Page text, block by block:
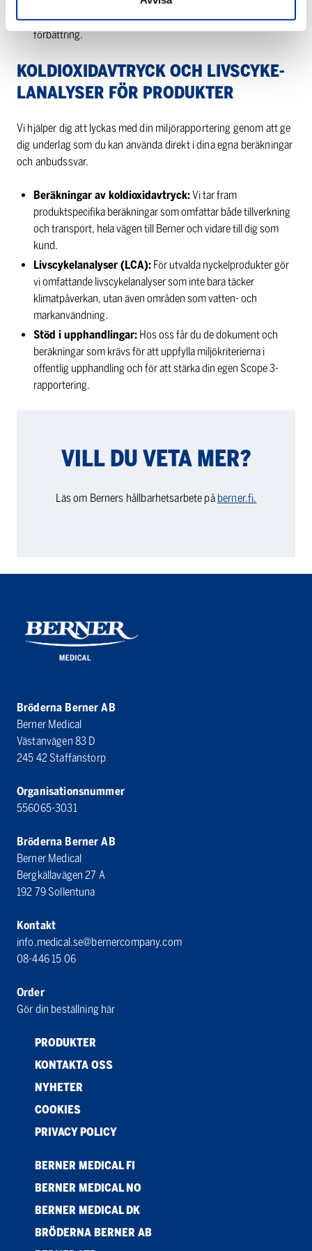
hållbarhetsbedömningar bygger på principen om ständig
förbättring.
KOL­DI­OX­I­DAV­TRYCK OCH LIVSCY­KE­
LA­NA­LY­SER FÖR PRO­DUK­TER
Vi hjälper dig att lyckas med din miljörapportering genom att ge
dig underlag som du kan använda direkt i dina egna beräkningar
och anbudssvar.
Beräkningar av koldioxidavtryck:Vi tar fram
produktspecifika beräkningar som omfattar både tillverkning
och transport, hela vägen till Berner och vidare till dig som
kund.
Livscykelanalyser (LCA): För utvalda nyckelprodukter gör
vi omfattande livscykelanalyser som inte bara täcker
klimatpåverkan, utan även områden som vatten- och
markanvändning.
Stöd i upphandlingar: Hos oss får du de dokument och
beräkningar som krävs för att uppfylla miljökriterierna i
offentlig upphandling och för att stärka din egen Scope 3-
rapportering.
VILL DU VETA MER?
Läs om Berners hållbarhetsarbete på berner.fi.
Bröderna Berner AB
Berner Medical
Västanvägen 83 D
245 42 Staffanstorp
Organisationsnummer
556065-3031
Bröderna Berner AB
Berner Medical
Bergkällavägen 27 A
192 79 Sollentuna
Kontakt
info.medical.se@bernercompany.com
08-446 15 06
Order
Gör din beställning här
PRODUKTER
KONTAKTA OSS
NYHETER
COOKIES
PRIVACY POLICY
BERNER MEDICAL FI
BERNER MEDICAL NO
BERNER MEDICAL DK
BRÖDERNA BERNER AB